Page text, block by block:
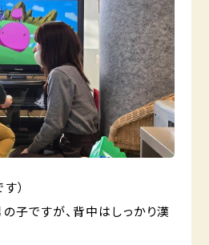
）
子ですが、背中はしっかり漢